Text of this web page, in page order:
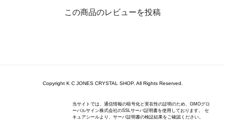
この商品のレビューを投稿
Copyright K C JONES CRYSTAL SHOP. All Rights Reserved.
当サイトでは、通信情報の暗号化と実在性の証明のため、GMOグロ
ーバルサイン株式会社のSSLサーバ証明書を使用しております。 セ
キュアシールより、サーバ証明書の検証結果をご確認ください。